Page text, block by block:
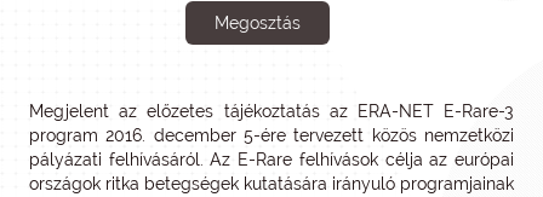
Megosztás
Megjelent az előzetes tájékoztatás az ERA-NET E-Rare-3
program 2016. december 5-ére tervezett közös nemzetközi
pályázati felhívásáról. Az E-Rare felhívások célja az európai
országok ritka betegségek kutatására irányuló programjainak